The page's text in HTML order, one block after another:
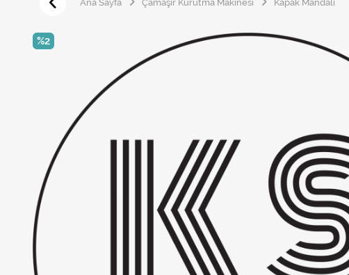
Ana Sayfa Çamaşır Kurutma Makinesi Kapak Mandalı
%2